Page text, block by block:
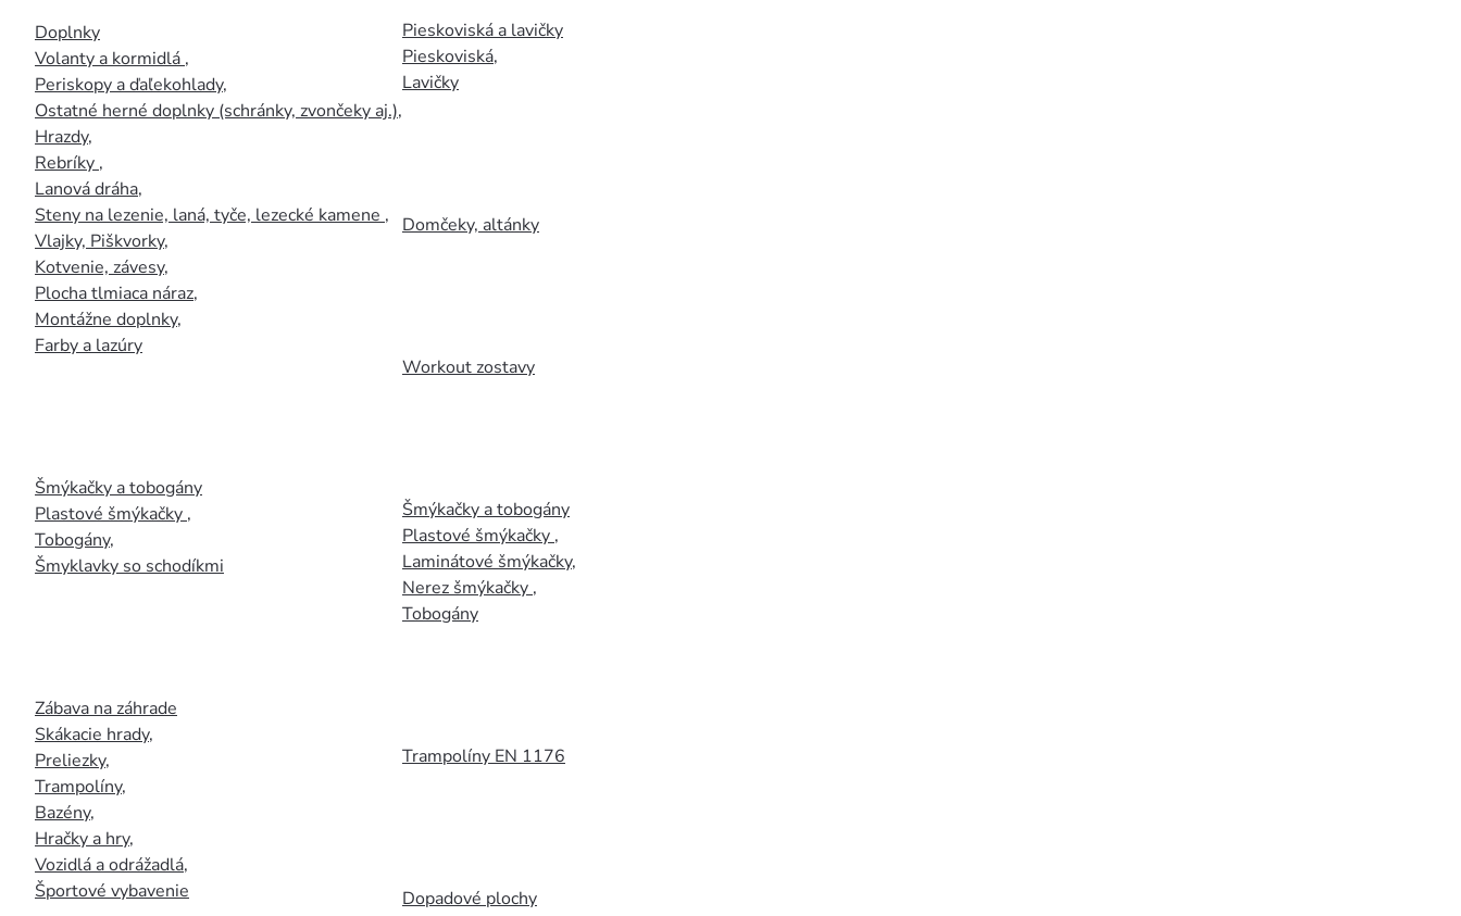
Doplnky
Volanty a kormidlá ,
Periskopy a ďaľekohlady,
Ostatné herné doplnky (schránky, zvončeky aj.),
Hrazdy,
Rebríky ,
Lanová dráha,
Steny na lezenie, laná, tyče, lezecké kamene ,
Vlajky, Piškvorky,
Kotvenie, závesy,
Plocha tlmiaca náraz,
Montážne doplnky,
Farby a lazúry
Šmýkačky a tobogány
Plastové šmýkačky ,
Tobogány,
Šmyklavky so schodíkmi
Zábava na záhrade
Skákacie hrady,
Preliezky,
Trampolíny,
Bazény,
Hračky a hry,
Vozidlá a odrážadlá,
Športové vybavenie
Pieskoviská a lavičky
Pieskoviská,
Lavičky
Domčeky, altánky
Workout zostavy
Šmýkačky a tobogány
Plastové šmýkačky ,
Laminátové šmýkačky,
Nerez šmýkačky ,
Tobogány
Trampolíny EN 1176
Dopadové plochy